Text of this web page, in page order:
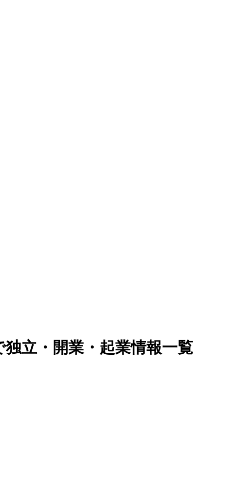
立・開業・起業情報一覧